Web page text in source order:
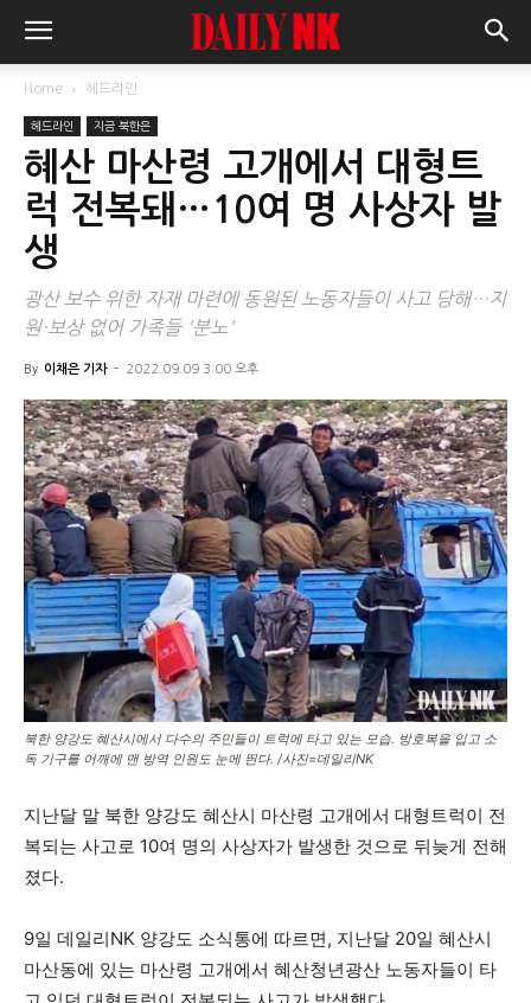
Home 헤드라인
헤드라인 지금 북한은
혜산 마산령 고개에서 대형트
럭 전복돼…10여 명 사상자 발
생
광산 보수 위한 자재 마련에 동원된 노동자들이 사고 당해…지
원·보상 없어 가족들 '분노'
By 이채은 기자 - 2022.09.09 3:00 오후
북한 양강도 혜산시에서 다수의 주민들이 트럭에 타고 있는 모습. 방호복을 입고 소
독 기구를 어깨에 맨 방역 인원도 눈에 띈다. /사진=데일리NK
지난달 말 북한 양강도 혜산시 마산령 고개에서 대형트럭이 전
복되는 사고로 10여 명의 사상자가 발생한 것으로 뒤늦게 전해
졌다.
9일 데일리NK 양강도 소식통에 따르면, 지난달 20일 혜산시
마산동에 있는 마산령 고개에서 혜산청년광산 노동자들이 타